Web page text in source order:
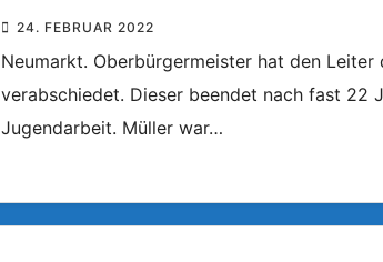
24. FEBRUAR 2022
Neumarkt. Oberbürgermeister hat den
verabschiedet. Dieser beendet nach fast 22
Jugendarbeit. Müller war…